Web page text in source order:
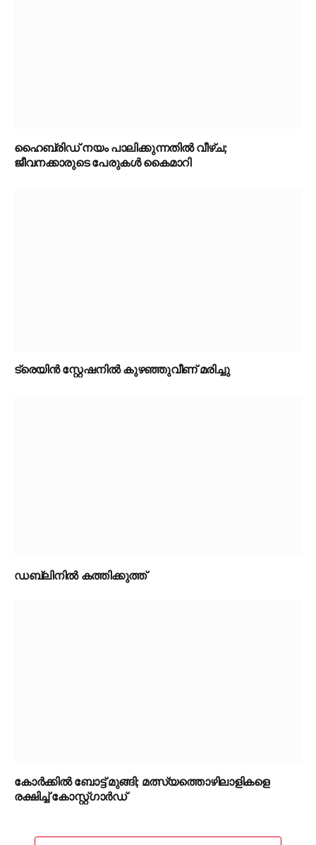
ഹൈബ്രിഡ് നയം പാലിക്കുന്നതിൽ വീഴ്ച;
ജീവനക്കാരുടെ പേരുകൾ കൈമാറി
ട്രെയിൻ സ്റ്റേഷനിൽ കുഴഞ്ഞുവീണ് മരിച്ചു
ഡബ്ലിനിൽ കത്തിക്കുത്ത്
കോർക്കിൽ ബോട്ട് മുങ്ങി; മത്സ്യത്തൊഴിലാളികളെ
രക്ഷിച്ച് കോസ്റ്റ്ഗാർഡ്